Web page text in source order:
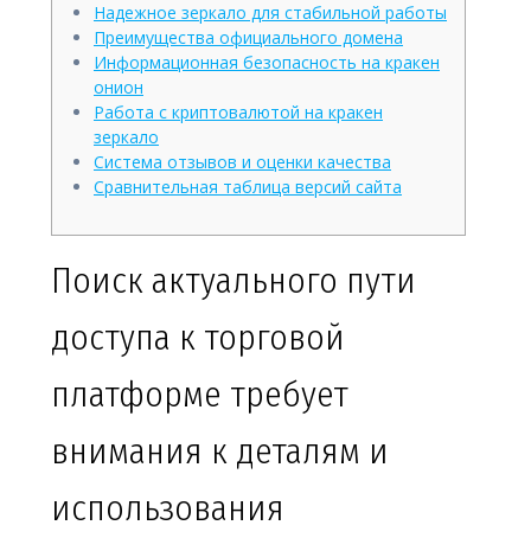
Надежное зеркало для стабильной работы
Преимущества официального домена
Информационная безопасность на кракен
онион
Работа с криптовалютой на кракен
зеркало
Система отзывов и оценки качества
Сравнительная таблица версий сайта
Поиск актуального пути
доступа к торговой
платформе требует
внимания к деталям и
использования